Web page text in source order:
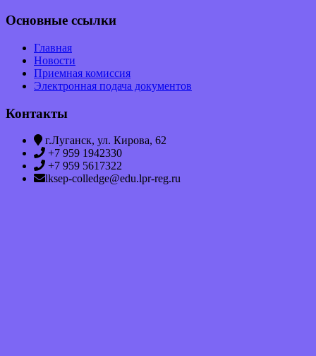
Основные ссылки
Главная
Новости
Приемная комиссия
Электронная подача документов
Контакты
г.Луганск, ул. Кирова, 62
+7 959 1942330
+7 959 5617322
lksep-colledge@edu.lpr-reg.ru